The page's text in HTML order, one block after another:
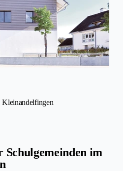
Kleinandelfingen
Schulgemeinden im